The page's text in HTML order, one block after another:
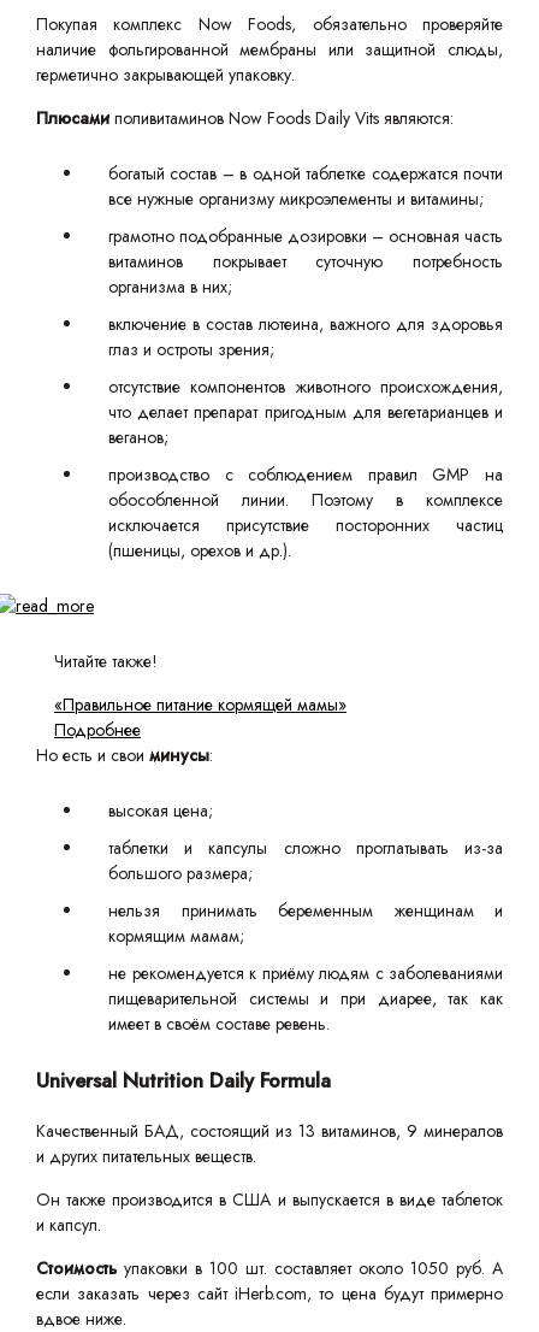
Покупая комплекс Now Foods, обязательно проверяйте
наличие фольгированной мембраны или защитной слюды,
герметично закрывающей упаковку.
Плюсами поливитаминов Now Foods Daily Vits являются:
богатый состав – в одной таблетке содержатся почти
все нужные организму микроэлементы и витамины;
грамотно подобранные дозировки – основная часть
витаминов покрывает суточную потребность
организма в них;
включение в состав лютеина, важного для здоровья
глаз и остроты зрения;
отсутствие компонентов животного происхождения,
что делает препарат пригодным для вегетарианцев и
веганов;
производство с соблюдением правил GMP на
обособленной линии. Поэтому в комплексе
исключается присутствие посторонних частиц
(пшеницы, орехов и др.).
Читайте также!
«Правильное питание кормящей мамы»
Подробнее
Но есть и свои минусы:
высокая цена;
таблетки и капсулы сложно проглатывать из-за
большого размера;
нельзя принимать беременным женщинам и
кормящим мамам;
не рекомендуется к приёму людям с заболеваниями
пищеварительной системы и при диарее, так как
имеет в своём составе ревень.
Universal Nutrition Daily Formula
Качественный БАД, состоящий из 13 витаминов, 9 минералов
и других питательных веществ.
Он также производится в США и выпускается в виде таблеток
и капсул.
Стоимость упаковки в 100 шт. составляет около 1050 руб. А
если заказать через сайт iHerb.com, то цена будут примерно
вдвое ниже.